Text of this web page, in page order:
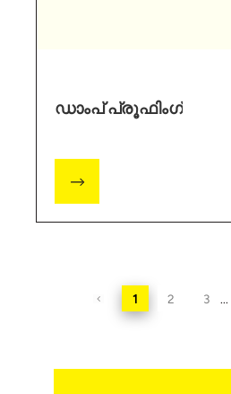
ഡാംപ് പ്രൂഫിംഗ്
1 2 3 ...